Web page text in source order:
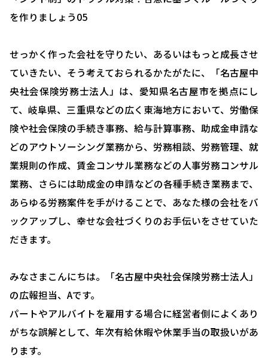
を作りましょう05
せっかく作った会社を守りたい、あるいはもっと成長させ
ていきたい、そう考えておられるかたがたに、「名古屋中
央社会保険労務士法人」は、愛知県名古屋市を拠点にし
て、岐阜県、三重県などの広く東海地方において、労働保
険や社会保険の手続き事務、給与計算事務、助成金申請な
どのアウトソーシング業務から、労務相談、労務管理、就
業規則の作成、賃金コンサル業務などの人事労務コンサル
業務、さらには助成金の申請などの各種手続き業務まで、
あらゆる労務案件を手がけることで、あなた様の会社をバ
ックアップし、幸せな会社づくりのお手伝いをさせていた
だきます。
みなさまこんにちは。「名古屋中央社会保険労務士法人」
の広報担当、Aです。
パートやアルバイトを雇用する場合に経営者側によくあり
がちな誤解として、年次有給休暇や休業手当の取扱いがあ
ります。